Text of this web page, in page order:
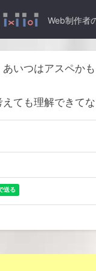
Web制作者
いつはアスペか
ても理解できて